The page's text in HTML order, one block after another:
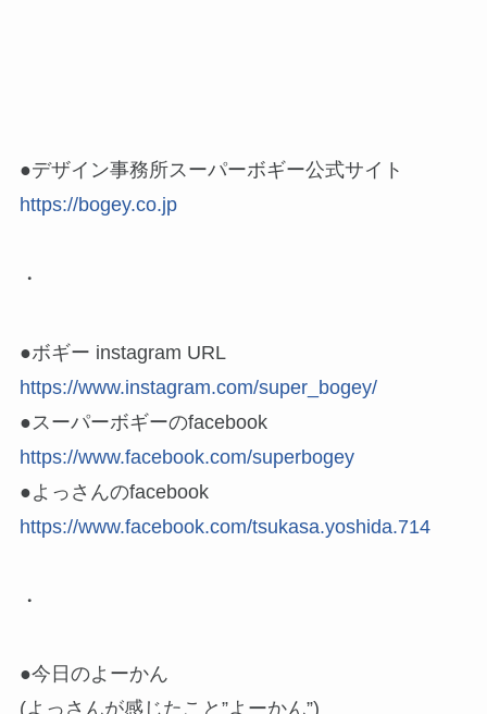
●デザイン事務所スーパーボギー公式サイト
https://bogey.co.jp
・
●ボギー instagram URL
https://www.instagram.com/super_bogey/
●スーパーボギーのfacebook
https://www.facebook.com/superbogey
●よっさんのfacebook
https://www.facebook.com/tsukasa.yoshida.714
・
●今日のよーかん
(よっさんが感じたこと”よーかん”)